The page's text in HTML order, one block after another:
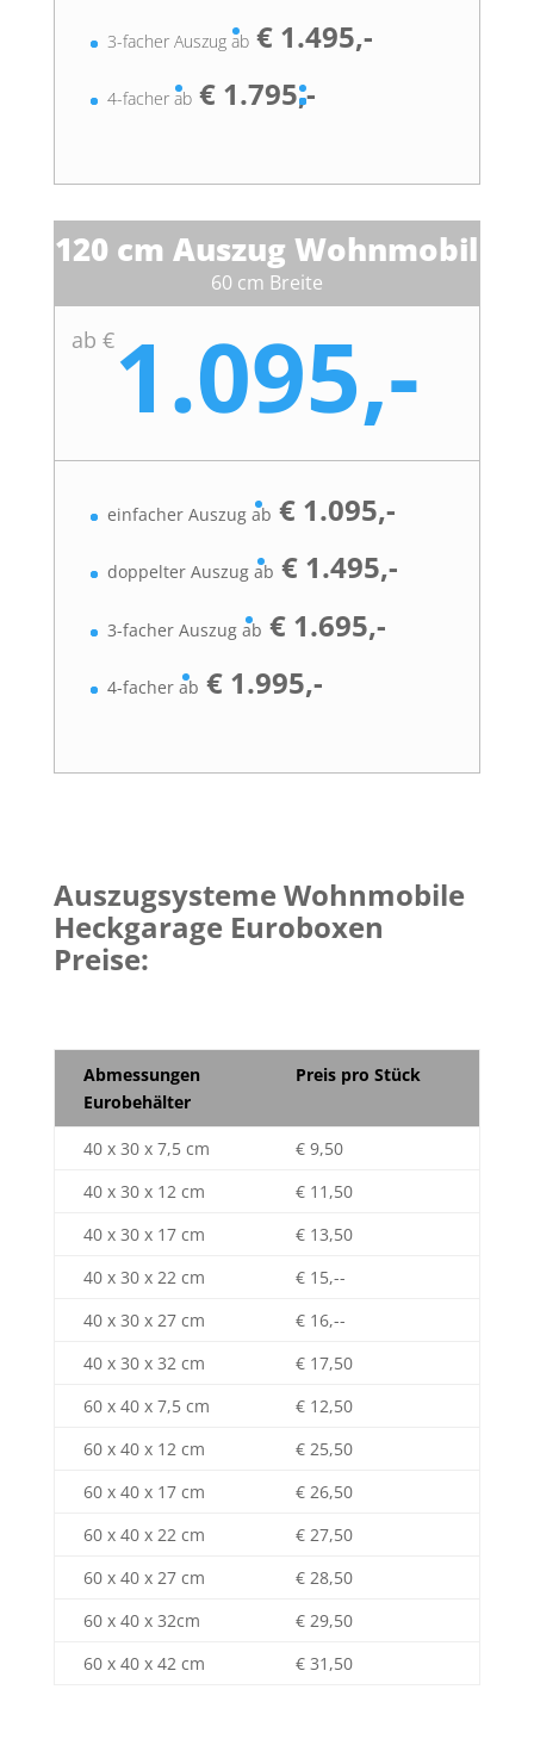
3-facher Auszug ab€ 1.495,-
4-facher ab€ 1.795,-
120 cm Auszug Wohnmobil
60 cm Breite
ab €1.095,-
einfacher Auszug ab € 1.095,-
doppelter Auszug ab € 1.495,-
3-facher Auszug ab € 1.695,-
4-facher ab € 1.995,-
Auszugsysteme Wohnmobile
Heckgarage Euroboxen
Preise:
Abmessungen
Eurobehälter
Preis pro Stück
40 x 30 x 7,5 cm
€ 9,50
40 x 30 x 12 cm
€ 11,50
40 x 30 x 17 cm
€ 13,50
40 x 30 x 22 cm
€ 15,--
40 x 30 x 27 cm
€ 16,--
40 x 30 x 32 cm
€ 17,50
60 x 40 x 7,5 cm
€ 12,50
60 x 40 x 12 cm
€ 25,50
60 x 40 x 17 cm
€ 26,50
60 x 40 x 22 cm
€ 27,50
60 x 40 x 27 cm
€ 28,50
60 x 40 x 32cm
€ 29,50
60 x 40 x 42 cm
€ 31,50